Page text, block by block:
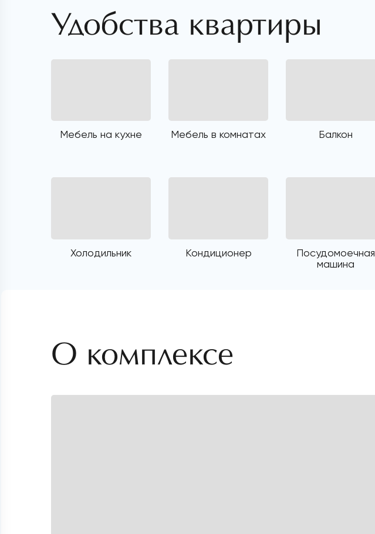
Удобства квартиры
Мебель на кухне Мебель в комнатах Балкон
Холодильник Кондиционер
Посудомоечная
машина
О комплексе